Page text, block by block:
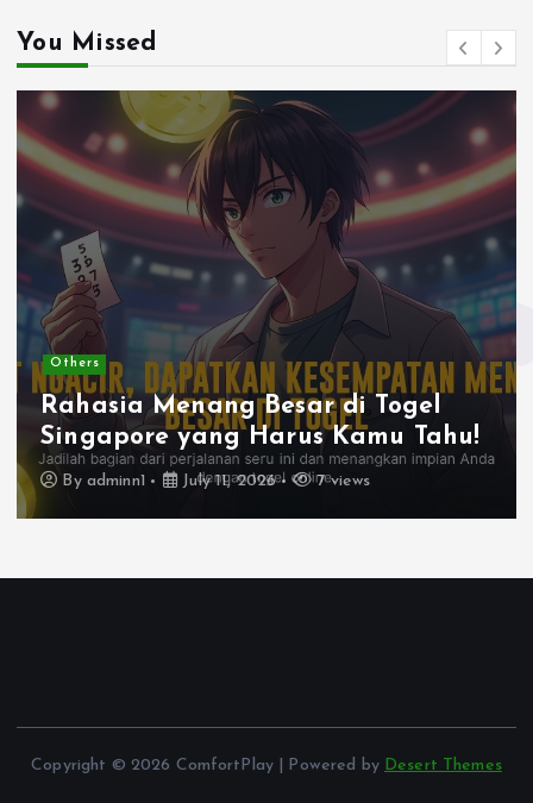
You Missed
Others
Mendulang Untung dengan Togel
Singapore yang Mengasyikkan
Byadminn1 June 9, 2026 12 views
Copyright © 2026 ComfortPlay | Powered by Desert Themes